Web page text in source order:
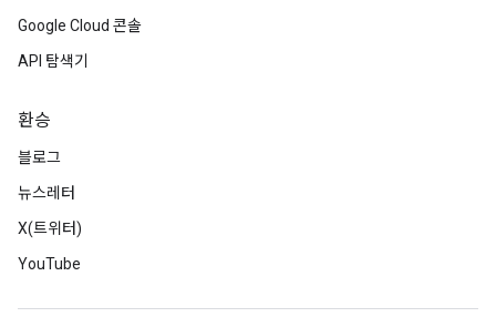
Google Cloud 콘솔
API 탐색기
환승
블로그
뉴스레터
X(트위터)
YouTube